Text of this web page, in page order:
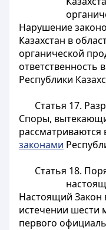
Нарушение
Казахстан в
органической
ответственность
Республики
Статья 17.
Споры,
рассматриваются
законами
Статья 18.
Настоящий Закон
истечении шести
первого